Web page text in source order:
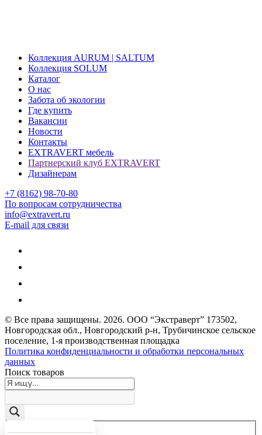
Коллекция AURUM | SALTUM
Коллекция SOLUM
Каталог
О нас
Забота об экологии
Где купить
Вакансии
Новости
Контакты
EXTRAVERT мебель
Партнерский клуб EXTRAVERT
Дизайнерам
+7 (8162) 98-70-80
По вопросам сотрудничества
info@extravert.ru
E-mail для связи
© Все права защищены. 2026. ООО “Экстраверт” 173502,
Новгородская обл., Новгородский р-н, Трубичинское сельское
поселение, 1-я производственная площадка
Политика конфиденциальности и обработки персональных
данных
Поиск товаров